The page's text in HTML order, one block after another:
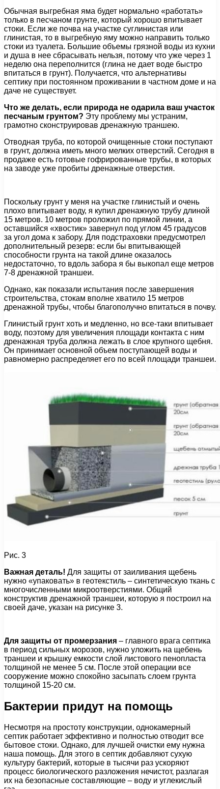
Обычная выгребная яма будет нормально «работать»
только в песчаном грунте, который хорошо впитывает
стоки. Если же почва на участке суглинистая или
глинистая, то в выгребную яму можно направить только
стоки из туалета. Большие объемы грязной воды из кухни
и душа в нее сбрасывать нельзя, потому что уже через 1
неделю она переполнится (глина не дает воде быстро
впитаться в грунт). Получается, что альтернативы
септику при постоянном проживании в частном доме и на
даче не существует.
Что же делать, если природа не одарила ваш участок
песчаным грунтом? Эту проблему мы устраним,
грамотно сконструировав дренажную траншею.
Отводная труба, по которой очищенные стоки поступают
в грунт, должна иметь много мелких отверстий. Сегодня в
продаже есть готовые гофрированные трубы, в которых
на заводе уже пробиты дренажные отверстия.
Поскольку грунт у меня на участке глинистый и очень
плохо впитывает воду, я купил дренажную трубу длиной
15 метров. 10 метров проложил по прямой линии, а
оставшийся «хвостик» завернул под углом 45 градусов
за угол дома к забору. Для подстраховки предусмотрел
дополнительный резерв: если бы впитывающей
способности грунта на такой длине оказалось
недостаточно, то вдоль забора я бы выкопал еще метров
7-8 дренажной траншеи.
Однако, как показали испытания после завершения
строительства, стокам вполне хватило 15 метров
дренажной трубы, чтобы благополучно впитаться в почву.
Глинистый грунт хоть и медленно, но все-таки впитывает
воду, поэтому для увеличения площади контакта с ним
дренажная труба должна лежать в слое крупного щебня.
Он принимает основной объем поступающей воды и
равномерно распределяет его по всей площади траншеи.
Рис. 3
Важная деталь! Для защиты от заиливания щебень
нужно «упаковать» в геотекстиль – синтетическую ткань с
многочисленными микроотверстиями. Общий
конструктив дренажной траншеи, которую я построил на
своей даче, указан на рисунке 3.
Для защиты от промерзания – главного врага септика
в период сильных морозов, нужно уложить на щебень
траншеи и крышку емкости слой листового пенопласта
толщиной не менее 5 см. После этой операции все
сооружение можно спокойно засыпать слоем грунта
толщиной 15-20 см.
Бактерии придут на помощь
Несмотря на простоту конструкции, однокамерный
септик работает эффективно и полностью отводит все
бытовое стоки. Однако, для лучшей очистки ему нужна
наша помощь. Для этого в септик добавляют сухую
культуру бактерий, которые в тысячи раз ускоряют
процесс биологического разложения нечистот, разлагая
их на безопасные составляющие – воду и углекислый